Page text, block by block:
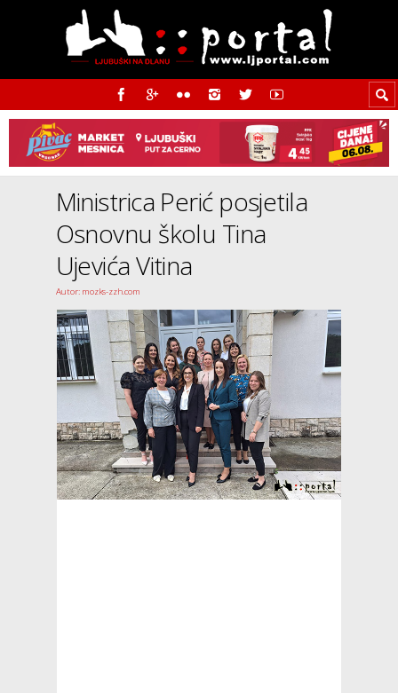
Ministrica Perić posjetila
Osnovnu školu Tina
Ujevića Vitina
Autor: mozks-zzh.com